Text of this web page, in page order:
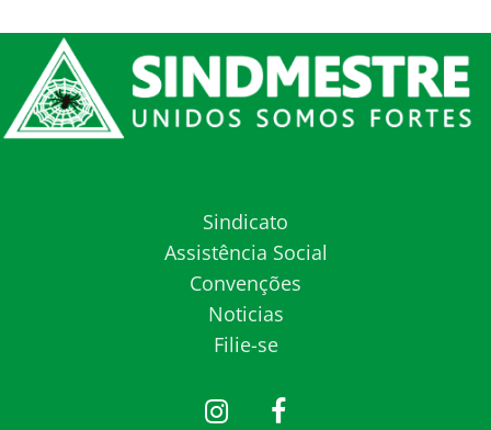
Sindicato
Assistência Social
Convenções
Noticias
Filie-se